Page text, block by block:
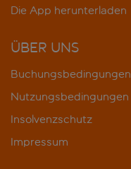
Die App herunterladen
ÜBER UNS
Buchungsbedingungen
Nutzungsbedingungen
Insolvenzschutz
Impressum